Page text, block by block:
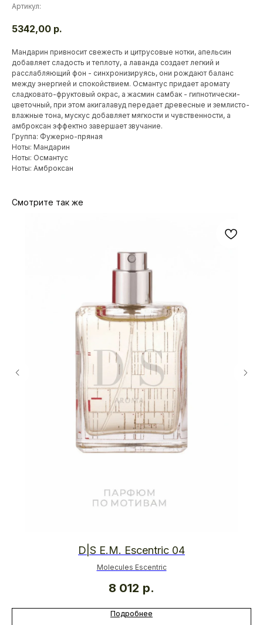
Артикул:
5342,00 р.
Мандарин привносит свежесть и цитрусовые нотки, апельсин
добавляет сладость и теплоту, а лаванда создает легкий и
расслабляющий фон - синхронизируясь, они рождают баланс
между энергией и спокойствием. Османтус придает аромату
сладковато-фруктовый окрас, а жасмин самбак - гипнотически-
цветочный, при этом акигалавуд передает древесные и землисто-
влажные тона, мускус добавляет мягкости и чувственности, а
амброксан эффектно завершает звучание.
Группа: Фужерно-пряная
Ноты: Мандарин
Ноты: Османтус
Ноты: Амброксан
Смотрите так же
D|S E.M. Escentric 04
Molecules Escentric
8 012 р.
Подробнее